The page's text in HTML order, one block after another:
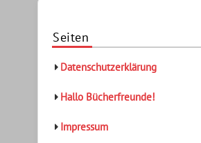
Seiten
Datenschutzerklärung
Hallo Bücherfreunde!
Impressum